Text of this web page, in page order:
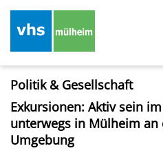
Politik & Gesellschaft
Exkursionen: Aktiv sein
unterwegs in Mülheim an
Umgebung